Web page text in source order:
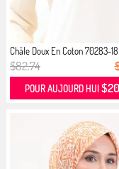
Châle Doux En Coton 70283-
$82.74
POUR AUJOURD HUI